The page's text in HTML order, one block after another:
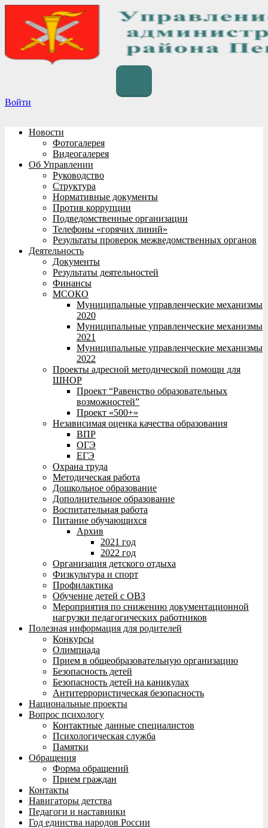
содержимому
Войти
Новости
Фотогалерея
Видеогалерея
Об Управлении
Руководство
Структура
Нормативные документы
Против коррупции
Подведомственные организации
Телефоны «горячих линий»
Результаты проверок межведомственных органов
Деятельность
Документы
Результаты деятельностей
Финансы
МСОКО
Муниципальные управленческие механизмы
2020
Муниципальные управленческие механизмы
2021
Муниципальные управленческие механизмы
2022
Проекты адресной методической помощи для
ШНОР
Проект “Равенство образовательных
возможностей”
Проект «500+»
Независимая оценка качества образования
ВПР
ОГЭ
ЕГЭ
Охрана труда
Методическая работа
Дошкольное образование
Дополнительное образование
Воспитательная работа
Питание обучающихся
Архив
2021 год
2022 год
Организация детского отдыха
Физкультура и спорт
Профилактика
Обучение детей с ОВЗ
Мероприятия по снижению документационной
нагрузки педагогических работников
Полезная информация для родителей
Конкурсы
Олимпиада
Прием в общеобразовательную организацию
Безопасность детей
Безопасность детей на каникулах
Антитеррористическая безопасность
Национальные проекты
Вопрос психологу
Контактные данные специалистов
Психологическая служба
Памятки
Обращения
Форма обращений
Прием граждан
Контакты
Навигаторы детства
Педагоги и наставники
Год единства народов России